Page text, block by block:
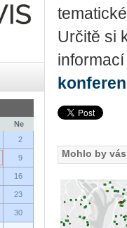
Ne
2
9
16
23
30
Určitě si
Mohlo by